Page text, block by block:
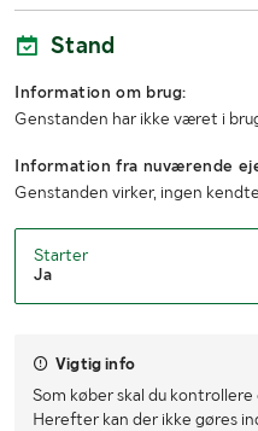
Stand
Information om brug:
Genstanden har ikke været i
Information fra nuværende
Genstanden virker, ingen
Starter
Ja
Vigtig info
Som køber skal du
Herefter kan der ikke gøres